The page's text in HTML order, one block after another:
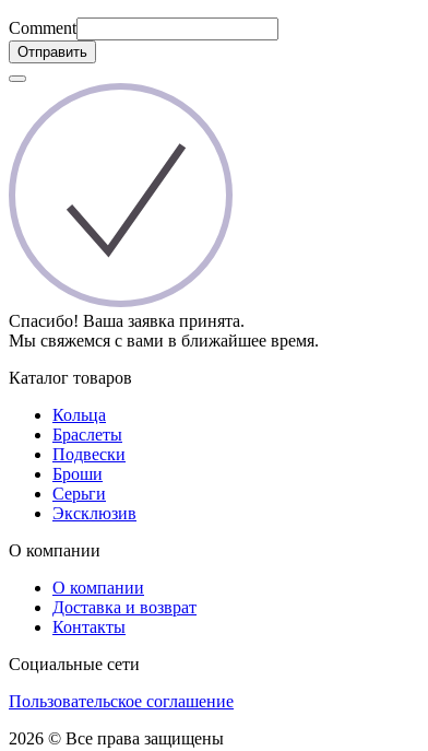
Comment
Отправить
Спасибо! Ваша заявка принята.
Мы свяжемся с вами в ближайшее время.
Каталог товаров
Кольца
Браслеты
Подвески
Броши
Серьги
Эксклюзив
О компании
О компании
Доставка и возврат
Контакты
Социальные сети
Пользовательское соглашение
2026 © Все права защищены